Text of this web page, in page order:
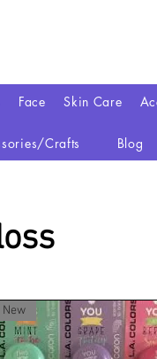
Face Skin Care
Crafts Blog
New